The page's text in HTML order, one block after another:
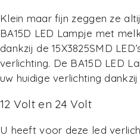
Klein maar fijn zeggen ze
BA15D LED Lampje met
dankzij de 15X3825SMD
verlichting. De BA15D LED
uw huidige verlichting
12 Volt en 24 Volt
U heeft voor deze led